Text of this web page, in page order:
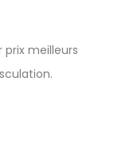
prix meilleurs